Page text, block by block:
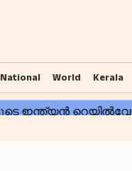
National World Kerala